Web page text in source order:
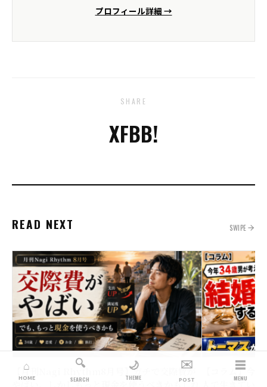
プロフィール詳細 →
SHARE
XFBB!
READ NEXT SWIPE
【月刊Nagi Rhythm8月号】ガチで交際費が
やばい。しかしもっと現金を使うべきかもしれ
【コラム】今
人で生きてい
⌂
HOME
🔍
SEARCH
🌙
THEME
✉️
POST
☰
MENU